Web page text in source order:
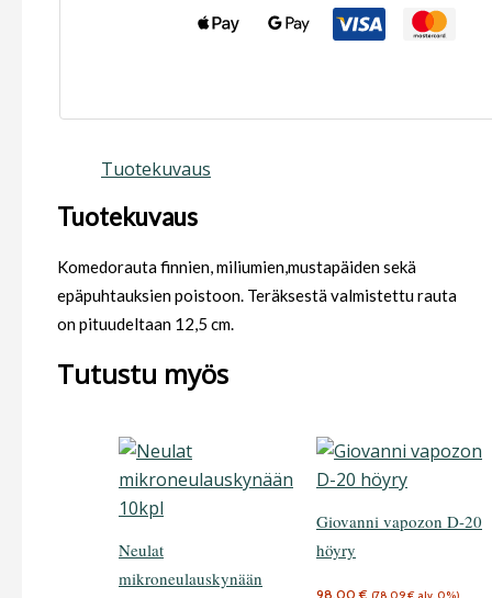
Tuotekuvaus
Tuotekuvaus
Komedorauta finnien, miliumien,mustapäiden sekä
epäpuhtauksien poistoon. Teräksestä valmistettu rauta
on pituudeltaan 12,5 cm.
Tutustu myös
Neulat
mikroneulauskynään
Giovanni vapozon D-20
höyry
98,00€ (78,09€ alv. 0%)